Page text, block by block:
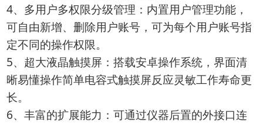
4、多用户多权限分级管理：内置用户管理功能，
可自由新增、删除用户账号，可为每个用户账号指
定不同的操作权限。
5、超大液晶触摸屏：搭载安卓操作系统，界面清
晰易懂操作简单电容式触摸屏反应灵敏工作寿命更
长。
6、丰富的扩展能力：可通过仪器后置的外接口连